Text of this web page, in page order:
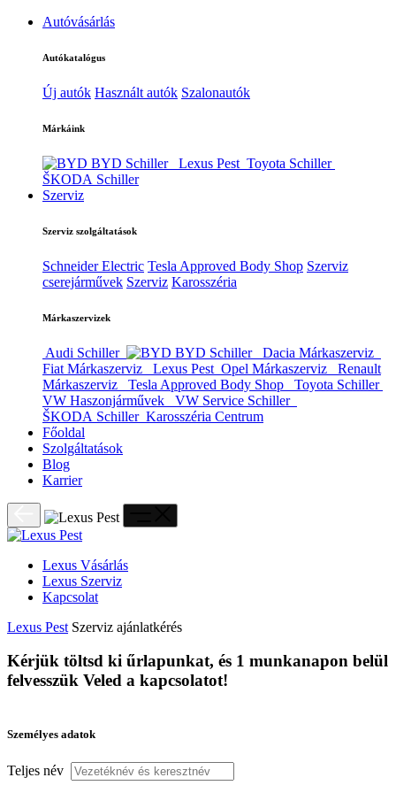
Autóvásárlás
Autókatalógus
Új autók Használt autók Szalonautók
Márkáink
BYD Schiller Lexus Pest Toyota Schiller
ŠKODA Schiller
Szerviz
Szerviz szolgáltatások
Schneider Electric Tesla Approved Body Shop Szerviz
cserejárművek Szerviz Karosszéria
Márkaszervizek
Audi Schiller BYD Schiller
Dacia Márkaszerviz
Fiat Márkaszerviz
Lexus Pest Opel Márkaszerviz
Renault
Márkaszerviz
Tesla Approved Body Shop
Toyota Schiller
VW Haszonjárművek
VW Service Schiller
ŠKODA Schiller Karosszéria Centrum
Főoldal
Szolgáltatások
Blog
Karrier
Lexus Vásárlás
Lexus Szerviz
Kapcsolat
Lexus Pest Szerviz ajánlatkérés
Kérjük töltsd ki űrlapunkat, és 1 munkanapon belül
felvesszük Veled a kapcsolatot!
Viste tus Apuestas con el Estilo de
PlayUZU Mexicano!
Személyes adatok
Teljes név